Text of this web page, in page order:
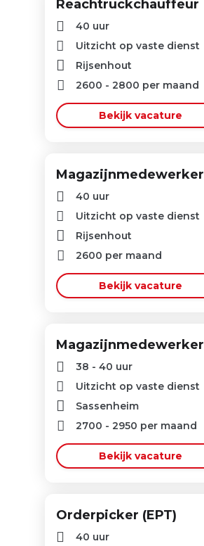
Reachtruckchauffeur
40 uur
Uitzicht op vaste dienst
Rijsenhout
2600 - 2800 per maand
Bekijk vacature
Magazijnmedewerker
40 uur
Uitzicht op vaste dienst
Rijsenhout
2600 per maand
Bekijk vacature
Magazijnmedewerker
38 - 40 uur
Uitzicht op vaste dienst
Sassenheim
2700 - 2950 per maand
Bekijk vacature
Orderpicker (EPT)
40 uur